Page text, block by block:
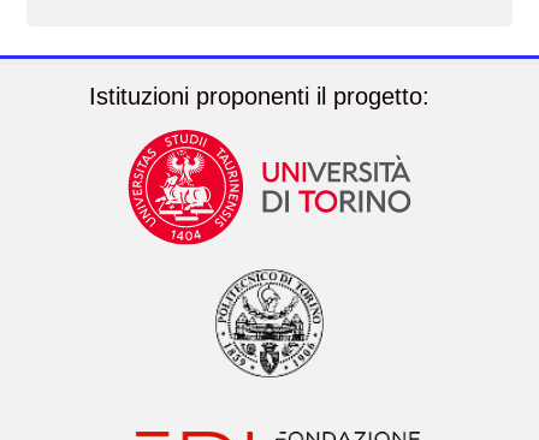
Istituzioni proponenti il progetto: